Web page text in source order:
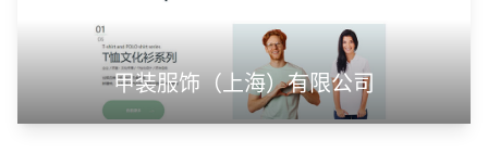
甲装服饰（上海）有限公司